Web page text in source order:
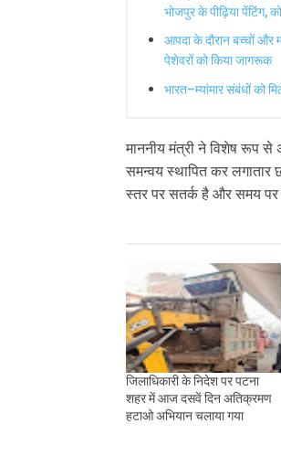
भोजपुर के पीढ़िया पेंटिंग,
आपदा के दौरान बच्चों और
पेशेवरों को किया जागरूक
भारत–म्यांमार संबंधों को
माननीय मंत्री ने विशेष रूप से
समन्वय स्थापित कर लगातार
स्तर पर सतर्क है और समय पर
जिलाधिकारी के निदेश पर पटना
शहर में आज दसवें दिन अतिक्रमण
हटाओ अभियान चलाया गया